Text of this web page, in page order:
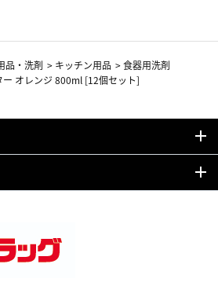
品・洗剤 > キッチン用品 >食器用洗剤
ー オレンジ 800ml [12個セット]